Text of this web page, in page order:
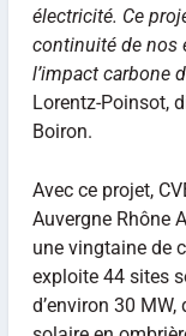
électricité. Ce
continuité de nos
l’impact carbone
Lorentz-Poinsot,
Boiron.
Avec ce projet,
Auvergne Rhône
une vingtaine de
exploite 44 sites
d’environ 30